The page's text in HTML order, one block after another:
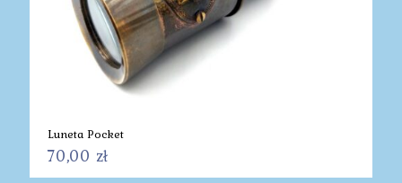
Luneta Pocket
70,00 zł